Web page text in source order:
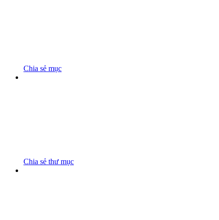
Chia sẻ mục
Chia sẻ thư mục